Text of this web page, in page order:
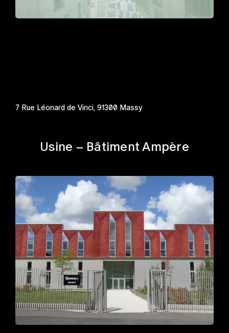
7 Rue Léonard de Vinci, 91300 Massy
Usine – Bâtiment Ampère